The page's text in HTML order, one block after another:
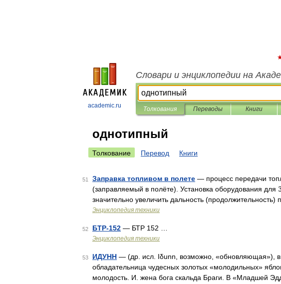
academic.ru
Словари и энциклопедии на
Толкования Переводы Книги
однотипный
Толкование Перевод Книги
51 Заправка топливом в полете — процесс передачи
(заправляемый в полёте). Установка оборудования для
значительно увеличить дальность
Энциклопедия техники
52 БТР-152 — БТР 152 …
Энциклопедия техники
53 ИДУНН — (др. исл. Iδunn, возможно, «обновляющая»), в
обладательница чудесных золотых «молодильных»
молодость. И. жена бога скальда Браги. В «Младшей